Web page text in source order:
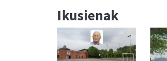
Ikusienak